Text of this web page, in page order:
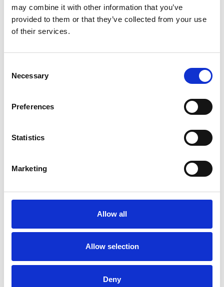
may combine it with other information that you’ve
provided to them or that they’ve collected from your use
of their services.
Selection
Necessary
Preferences
Statistics
Marketing
Allow all
Allow selection
Deny